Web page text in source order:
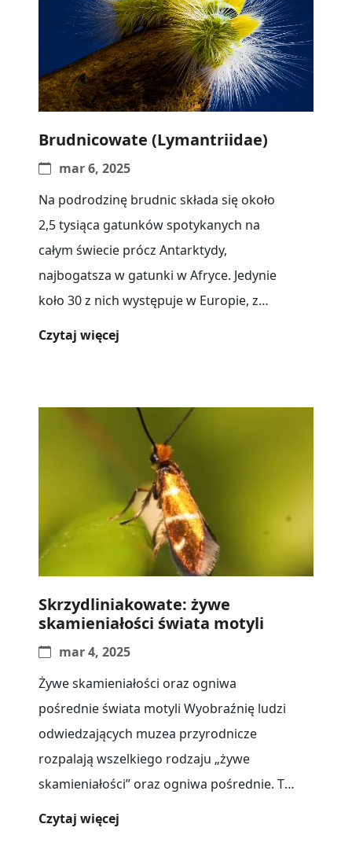
Brudnicowate (Lymantriidae)
mar 6, 2025
Na podrodzinę brudnic składa się około
2,5 tysiąca gatunków spotykanych na
całym świecie prócz Antarktydy,
najbogatsza w gatunki w Afryce. Jedynie
koło 30 z nich występuje w Europie, z
Czytaj więcej
Skrzydliniakowate: żywe
skamieniałości świata motyli
mar 4, 2025
Żywe skamieniałości oraz ogniwa
pośrednie świata motyli Wyobraźnię ludzi
odwiedzających muzea przyrodnicze
rozpalają wszelkiego rodzaju „żywe
skamieniałości” oraz ogniwa pośrednie. Te
Czytaj więcej